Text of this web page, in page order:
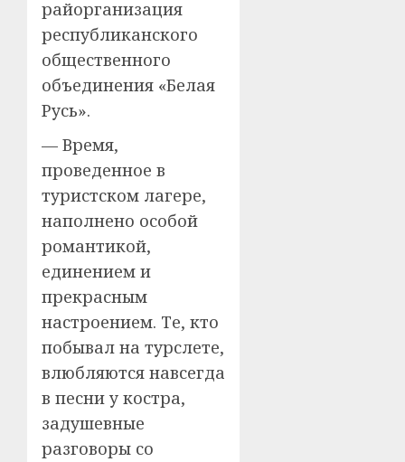
райорганизация
республиканского
общественного
объединения «Белая
Русь».
— Время,
проведенное в
туристском лагере,
наполнено особой
романтикой,
единением и
прекрасным
настроением. Те, кто
побывал на турслете,
влюбляются навсегда
в песни у костра,
задушевные
разговоры со